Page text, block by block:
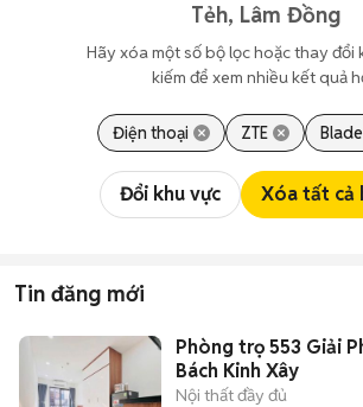
Tẻh, Lâm Đồng
Hãy xóa một số bộ lọc hoặc thay đổi
kiếm để xem nhiều kết quả
Điện thoại ZTE
Đổi khu vực Xóa tất cả
Tin đăng mới
Phòng trọ 553 Giải
Bách Kinh Xây
Nội thất đầy đủ